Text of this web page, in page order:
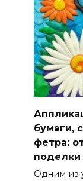
бумаги,
фетра:
поделки
Одним из